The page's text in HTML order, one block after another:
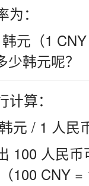
：
元（1
韩元呢？
算：
元 / 1 人民
100 人民
100 CNY =